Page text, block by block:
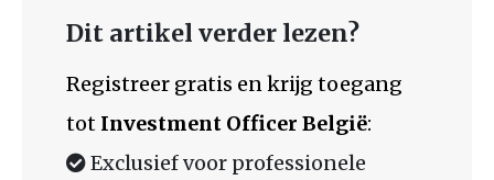
Dit artikel verder lezen?
Registreer gratis en krijg toegang
tot Investment Officer België:
Exclusief voor professionele